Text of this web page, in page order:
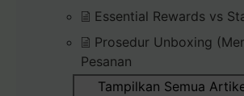
Essential Rewards vs
Prosedur Unboxing
Pesanan
Tampilkan Semua